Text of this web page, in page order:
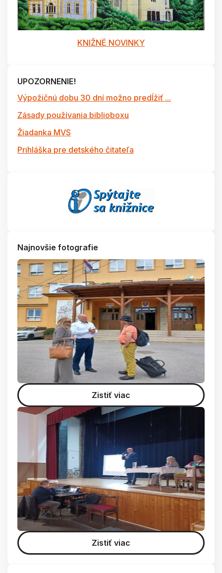
KNIŽNÉ NOVINKY
UPOZORNENIE!
Výpožičnú dobu 30 dní možno predĺžiť ...
Zásady používania biblioboxu
Žiadanka MVS
Prihláška pre detského čitateľa
Najnovšie fotografie
Zistiť viac
Zistiť viac